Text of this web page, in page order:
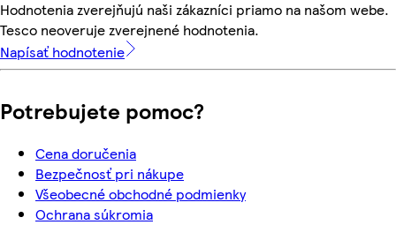
Hodnotenia zverejňujú naši zákazníci priamo na našom webe.
Tesco neoveruje zverejnené hodnotenia.
Napísať hodnotenie
Potrebujete pomoc?
Cena doručenia
Bezpečnosť pri nákupe
Všeobecné obchodné podmienky
Ochrana súkromia